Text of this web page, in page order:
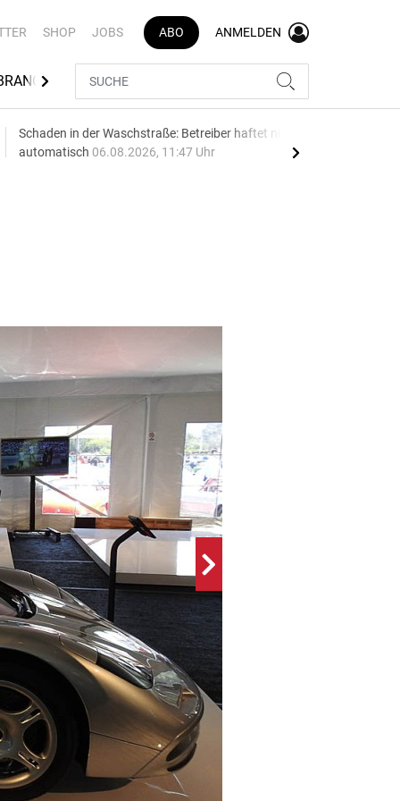
SHOP JOBS ABO ANMELDEN
Schaden in der Waschstraße: Betreiber haftet nicht
automatisch 06.08.2026, 11:47 Uhr